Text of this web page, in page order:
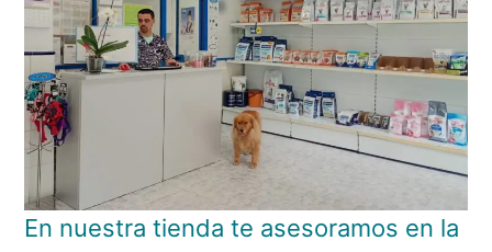
En nuestra tienda te asesoramos en la